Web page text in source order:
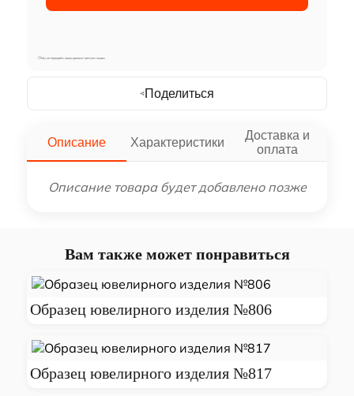
Мы не передаём ваши данные третьим лицам
Поделиться
Описание Характеристики
Доставка и
оплата
Описание товара будет добавлено позже
Вам также может понравиться
Образец ювелирного изделия №806
Образец ювелирного изделия №817